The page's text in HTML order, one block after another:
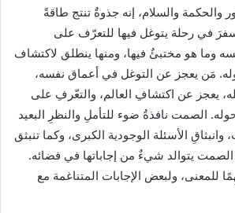
والحكمة والسلام، إنه جذوةٌ تنتج طاقةً
في رحلة يتوغل فيها للتعرّف على
وما هو مختبئٌ فيها، ومنها ينطلق لاكتشاف
مَن يعجز عن التوغل في أعماق نفسه،
يعجز عن اكتشافِ العالم، والتعّرفِ على
الصمت نافذةُ ضوء للتأملِ والنظرِ البعيد
وانبثاقِ الأسئلة الوجودية الكبرى، وكما تنبثق
يتوالد شيءٌ من إجاباتها في فضائه.
للمعنى، ولبعض الإجابات المتناغمة مع